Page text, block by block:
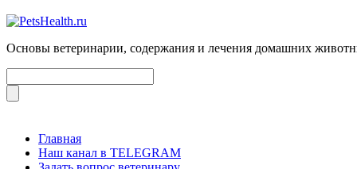
Основы ветеринарии, содержания и лечения домашних
Главная
Наш канал в TELEGRAM